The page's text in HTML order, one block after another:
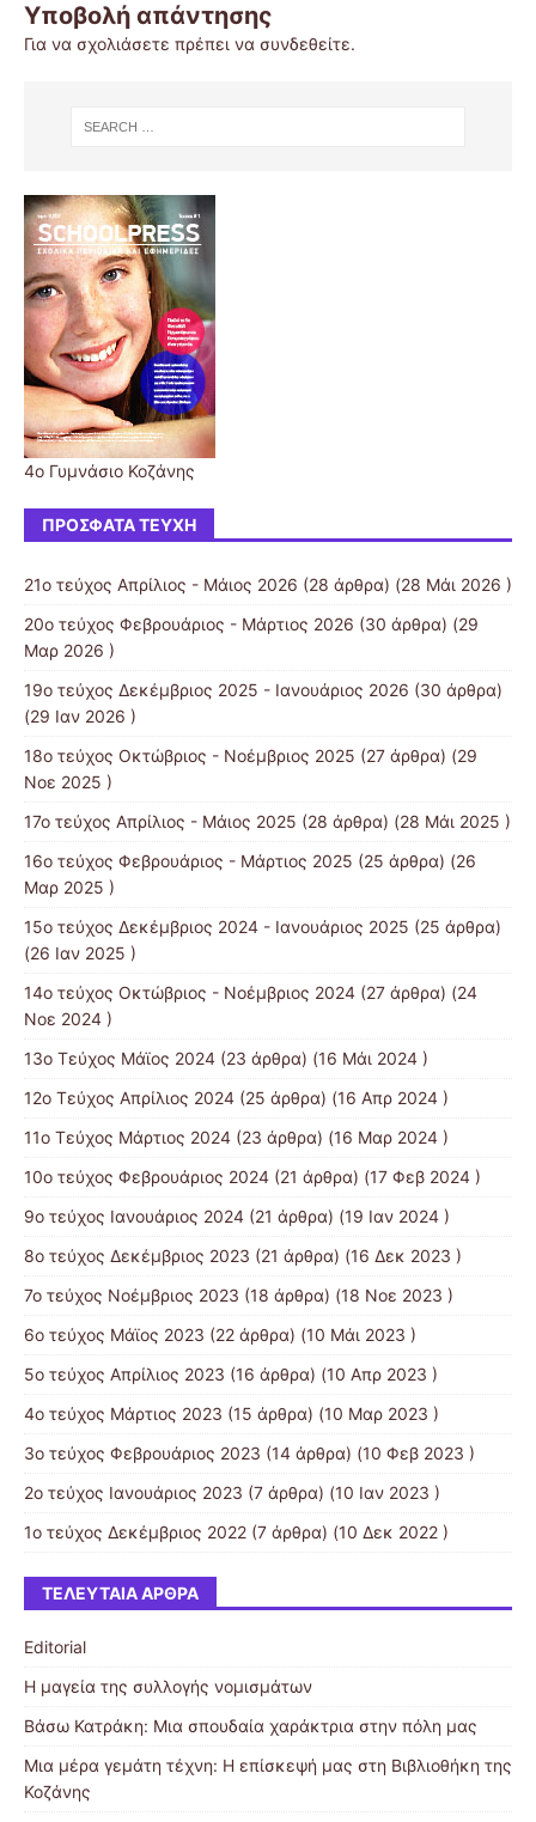
Υποβολή απάντησης
Για να σχολιάσετε πρέπει να συνδεθείτε.
4ο Γυμνάσιο Κοζάνης
ΠΡΌΣΦΑΤΑ ΤΕΎΧΗ
21ο τεύχος Απρίλιος - Μάιος 2026 (28 άρθρα) (28 Μάι 2026 )
20ο τεύχος Φεβρουάριος - Μάρτιος 2026 (30 άρθρα) (29
Μαρ 2026 )
19o τεύχος Δεκέμβριος 2025 - Ιανουάριος 2026 (30 άρθρα)
(29 Ιαν 2026 )
18ο τεύχος Οκτώβριος - Νοέμβριος 2025 (27 άρθρα) (29
Νοε 2025 )
17ο τεύχος Απρίλιος - Μάιος 2025 (28 άρθρα) (28 Μάι 2025 )
16ο τεύχος Φεβρουάριος - Μάρτιος 2025 (25 άρθρα) (26
Μαρ 2025 )
15ο τεύχος Δεκέμβριος 2024 - Ιανουάριος 2025 (25 άρθρα)
(26 Ιαν 2025 )
14ο τεύχος Οκτώβριος - Νοέμβριος 2024 (27 άρθρα) (24
Νοε 2024 )
13ο Τεύχος Μάϊος 2024 (23 άρθρα) (16 Μάι 2024 )
12ο Τεύχος Απρίλιος 2024 (25 άρθρα) (16 Απρ 2024 )
11ο Τεύχος Μάρτιος 2024 (23 άρθρα) (16 Μαρ 2024 )
10ο τεύχος Φεβρουάριος 2024 (21 άρθρα) (17 Φεβ 2024 )
9ο τεύχος Ιανουάριος 2024 (21 άρθρα) (19 Ιαν 2024 )
8ο τεύχος Δεκέμβριος 2023 (21 άρθρα) (16 Δεκ 2023 )
7ο τεύχος Νοέμβριος 2023 (18 άρθρα) (18 Νοε 2023 )
6ο τεύχος Μάϊος 2023 (22 άρθρα) (10 Μάι 2023 )
5ο τεύχος Απρίλιος 2023 (16 άρθρα) (10 Απρ 2023 )
4ο τεύχος Μάρτιος 2023 (15 άρθρα) (10 Μαρ 2023 )
3ο τεύχος Φεβρουάριος 2023 (14 άρθρα) (10 Φεβ 2023 )
2ο τεύχος Ιανουάριος 2023 (7 άρθρα) (10 Ιαν 2023 )
1ο τεύχος Δεκέμβριος 2022 (7 άρθρα) (10 Δεκ 2022 )
ΤΕΛΕΥΤΑΊΑ ΆΡΘΡΑ
Editorial
Η μαγεία της συλλογής νομισμάτων
Βάσω Κατράκη: Μια σπουδαία χαράκτρια στην πόλη μας
Μια μέρα γεμάτη τέχνη: Η επίσκεψή μας στη Βιβλιοθήκη της
Κοζάνης